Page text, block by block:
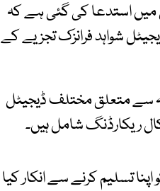
استدعا کی گئی ہے کہ
شواہد فرانزک تجزیے کے
سے متعلق مختلف ڈیجیٹل
ریکارڈنگ شامل ہیں۔
تسلیم کرنے سے انکار کیا